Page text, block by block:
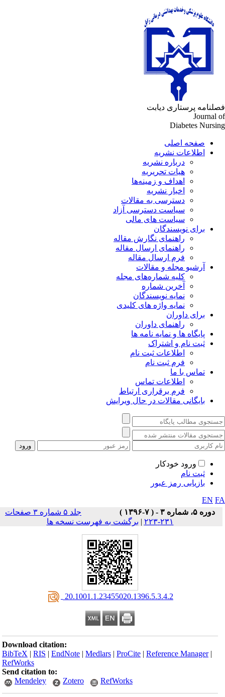
پرستاری دیابت
Journal
Diabetes
صفحه اصلی
اطلاعات نشریه
درباره نشریه
هیات تحریریه
اهداف و زمینه‌ها
اخبار نشریه
دسترسی به مقالات
سیاست دسترسی آزاد
سیاست های مالی
برای نویسندگان
راهنمای نگارش مقاله
راهنمای ارسال مقاله
فرم ارسال مقاله
آرشیو مجله و مقالات
کلیه شماره‌های مجله
آخرین شماره
نمایه نویسندگان
نمایه واژه های کلیدی
برای داوران
راهنمای داوران
پایگاه ها و نمایه نامه ها
ثبت نام و اشتراک
اطلاعات ثبت نام
فرم ثبت نام
تماس با ما
اطلاعات تماس
فرم برقراری ارتباط
بایگانی مقالات در حال ویرایش
ورود خودکار
ثبت نام
بازیابی رمز عبور
EN
دوره ۵، شماره ۳ - ( ۷-۱۳۹۶ )
جلد ۵ شماره ۳ صفحات
۲۳۱-۲۲۳
| برگشت به فهرست نسخه ها
‎ 20.1001.1.23455020.1396.5.3.4.2
Download citation:
BibTeX |RIS |EndNote |Medlars |ProCite |Reference Manager
RefWorks
Send citation to:
Mendeley
Zotero RefWorks